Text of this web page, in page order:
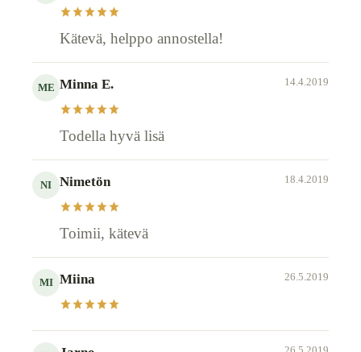
Kätevä, helppo annostella!
ME Minna E. 14.4.2019
Todella hyvä lisä
NI Nimetön 18.4.2019
Toimii, kätevä
MI Miina 26.5.2019